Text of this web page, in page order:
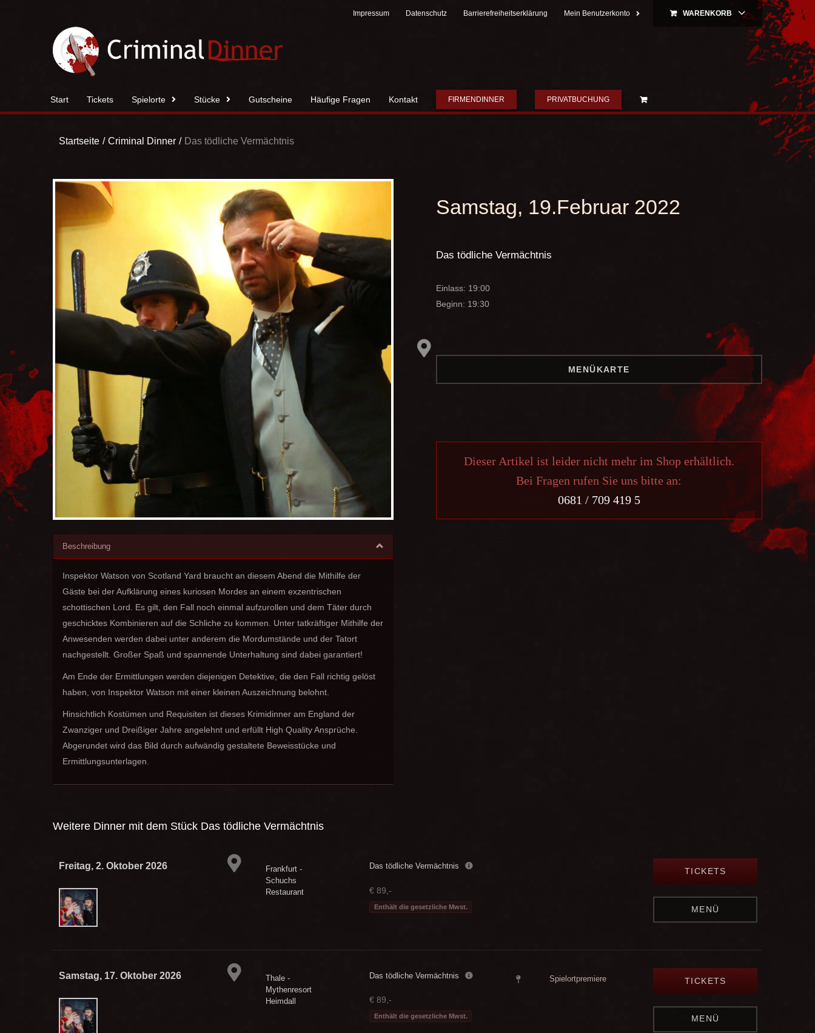
Impressum Datenschutz Barrierefreiheitserklärung Mein Benutzerkonto WARENKORB
Start Tickets Spielorte Stücke Gutscheine Häufige Fragen Kontakt FIRMENDINNER PRIVATBUCHUNG
Startseite Criminal Dinner Das tödliche Vermächtnis
Beschreibung
Inspektor Watson von Scotland Yard braucht an diesem Abend die Mithilfe der
Gäste bei der Aufklärung eines kuriosen Mordes an einem exzentrischen
schottischen Lord. Es gilt, den Fall noch einmal aufzurollen und dem Täter durch
geschicktes Kombinieren auf die Schliche zu kommen. Unter tatkräftiger Mithilfe der
Anwesenden werden dabei unter anderem die Mordumstände und der Tatort
nachgestellt. Großer Spaß und spannende Unterhaltung sind dabei garantiert!
Am Ende der Ermittlungen werden diejenigen Detektive, die den Fall richtig gelöst
haben, von Inspektor Watson mit einer kleinen Auszeichnung belohnt.
Hinsichtlich Kostümen und Requisiten ist dieses Krimidinner am England der
Zwanziger und Dreißiger Jahre angelehnt und erfüllt High Quality Ansprüche.
Abgerundet wird das Bild durch aufwändig gestaltete Beweisstücke und
Ermittlungsunterlagen.
Samstag, 19.Februar 2022
Das tödliche Vermächtnis
Einlass: 19:00
Beginn: 19:30
MENÜKARTE
Dieser Artikel ist leider nicht mehr im Shop erhältlich.
Bei Fragen rufen Sie uns bitte an:
0681 / 709 419 5
Weitere Dinner mit dem Stück Das tödliche Vermächtnis
Freitag, 2. Oktober 2026
Frankfurt -
Schuchs
Restaurant
Das tödliche Vermächtnis
€ 89,-
Enthält die gesetzliche Mwst.
TICKETS
MENÜ
Samstag, 17. Oktober 2026
Thale -
Mythenresort
Heimdall
Das tödliche Vermächtnis
€ 89,-
Enthält die gesetzliche Mwst.
Spielortpremiere TICKETS
MENÜ